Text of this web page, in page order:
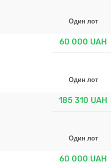
Один лот
60 000 UAH
Один лот
185 310 UAH
Один лот
60 000 UAH